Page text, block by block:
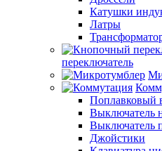
Катушки
Латры
переключатель
Поплавковый
Выключатель
Выключатель
Джойстики